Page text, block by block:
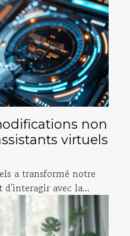
non
virtuels
a transformé notre
d'interagir avec la...